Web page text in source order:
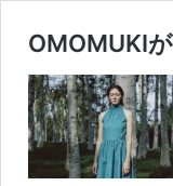
OMOMUKI